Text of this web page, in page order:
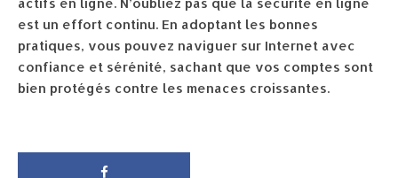
est un effort continu. En adoptant les bonnes
pratiques, vous pouvez naviguer sur Internet avec
confiance et sérénité, sachant que vos comptes sont
bien protégés contre les menaces croissantes.